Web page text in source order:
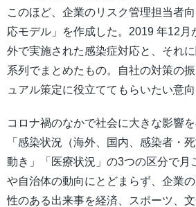
このほど、企業のリスク管理担当者
応モデル」を作成した。2019 年12月
外で実施された感染症対応と、それ
系列でまとめたもの。自社の対策の
ュアル策定に役立ててもらいたい意向
コロナ禍のなかで社会に大きな影響
「感染状況（海外、国内、感染者・
動き」「医療状況」の3つの区分で月
や自治体の動向にとどまらず、企業
性のある出来事を経済、スポーツ、